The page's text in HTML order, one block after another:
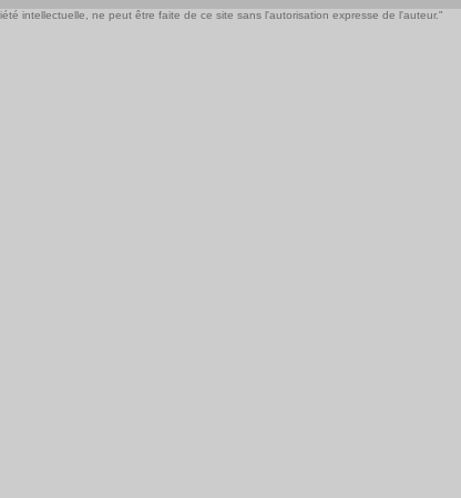
intellectuelle, ne peut être faite de ce site sans l'autorisation expresse de l'auteur."